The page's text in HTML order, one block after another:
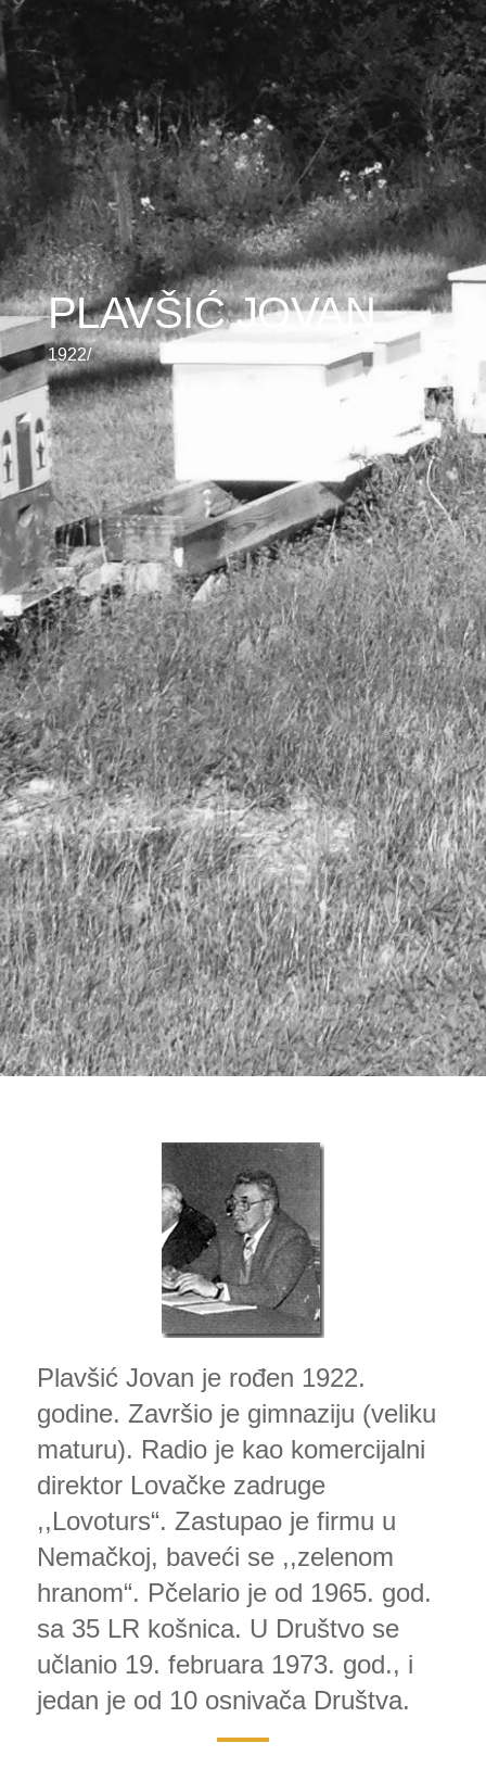
PLAVŠIĆ JOVAN
1922/
Plavšić Jovan je rođen 1922.
godine. Završio je gimnaziju (veliku
maturu). Radio je kao komercijalni
direktor Lovačke zadruge
,,Lovoturs“. Zastupao je firmu u
Nemačkoj, baveći se ,,zelenom
hranom“. Pčelario je od 1965. god.
sa 35 LR košnica. U Društvo se
učlanio 19. februara 1973. god., i
jedan je od 10 osnivača Društva.